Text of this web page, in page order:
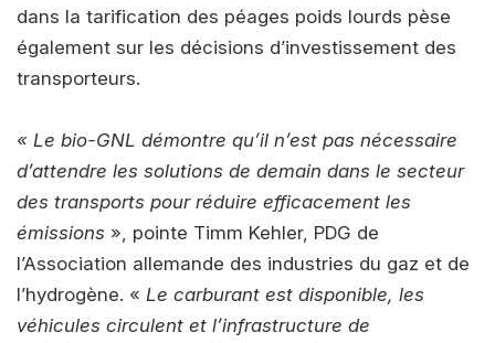
dans la tarification des péages poids lourds pèse
également sur les décisions d’investissement des
transporteurs.
« Le bio-GNL démontre qu’il n’est pas nécessaire
d’attendre les solutions de demain dans le secteur
des transports pour réduire efficacement les
émissions », pointe Timm Kehler, PDG de
l’Association allemande des industries du gaz et de
l’hydrogène. « Le carburant est disponible, les
véhicules circulent et l’infrastructure de